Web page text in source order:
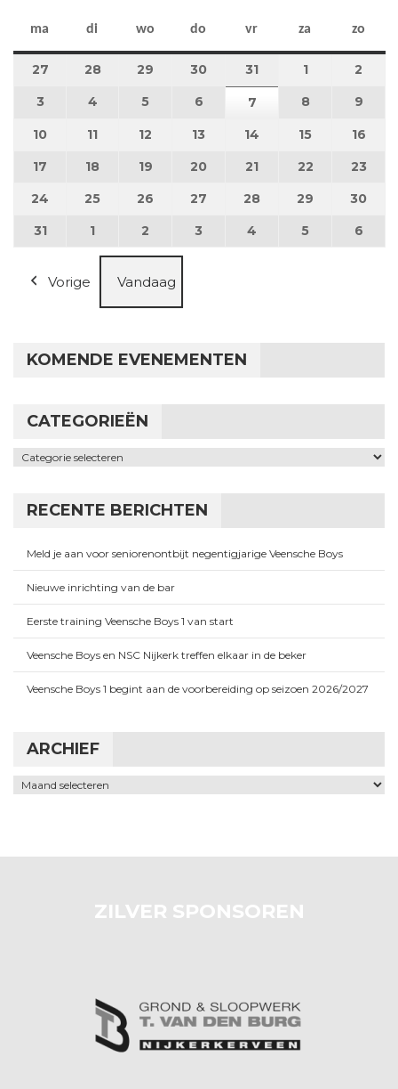
ma maandag
di dinsdag
wo woensdag
do donderdag
vr vrijdag
za zaterdag
zo
27 27 juli 2026
28 28 juli 2026
29 29 juli 2026
30 30 juli 2026
31 31 juli 2026
11 augustus
2
3 3 augustus 2026
4 4 augustus 2026
5 5 augustus 2026
6 6 augustus 2026
7 7 augustus 2026
8 8 augustus
9
10 10 augustus 2026
11 11 augustus 2026
12 12 augustus 2026
13 13 augustus 2026
14 14 augustus 2026
15 15 16
17 17 augustus 2026
18 18 augustus 2026
19 19 augustus 2026
20 20 augustus 2026
21 21 augustus 2026
22 22 23
24 24 augustus 2026
25 25 augustus 2026
26 26 augustus 2026
27 27 augustus 2026
28 28 augustus 2026
29 29 30
3131 augustus 2026
1 1 september 2026
2 2 september 2026
3 3 september 2026
4 4 september 2026
5 5 6
Vorige Vandaag
KOMENDE EVENEMENTEN
CATEGORIEËN
Categorieën
RECENTE BERICHTEN
Meld je aan voor seniorenontbijt negentigjarige Veensche Boys
Nieuwe inrichting van de bar
Eerste training Veensche Boys 1 van start
Veensche Boys en NSC Nijkerk treffen elkaar in de beker
Veensche Boys 1 begint aan de voorbereiding op seizoen 2026/2027
ARCHIEF
Archief
ZILVER SPONSOREN